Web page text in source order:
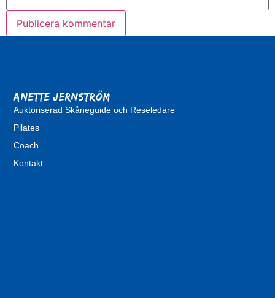
Anette Jernström
Auktoriserad Skåneguide och Reseledare
Pilates
Coach
Kontakt